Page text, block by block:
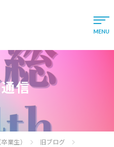
信
業生）
旧ブログ